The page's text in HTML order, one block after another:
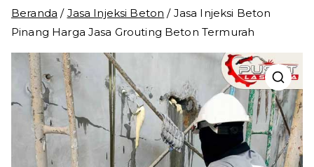
Beranda / Jasa Injeksi Beton / Jasa Injeksi Beton
Pinang Harga Jasa Grouting Beton Termurah